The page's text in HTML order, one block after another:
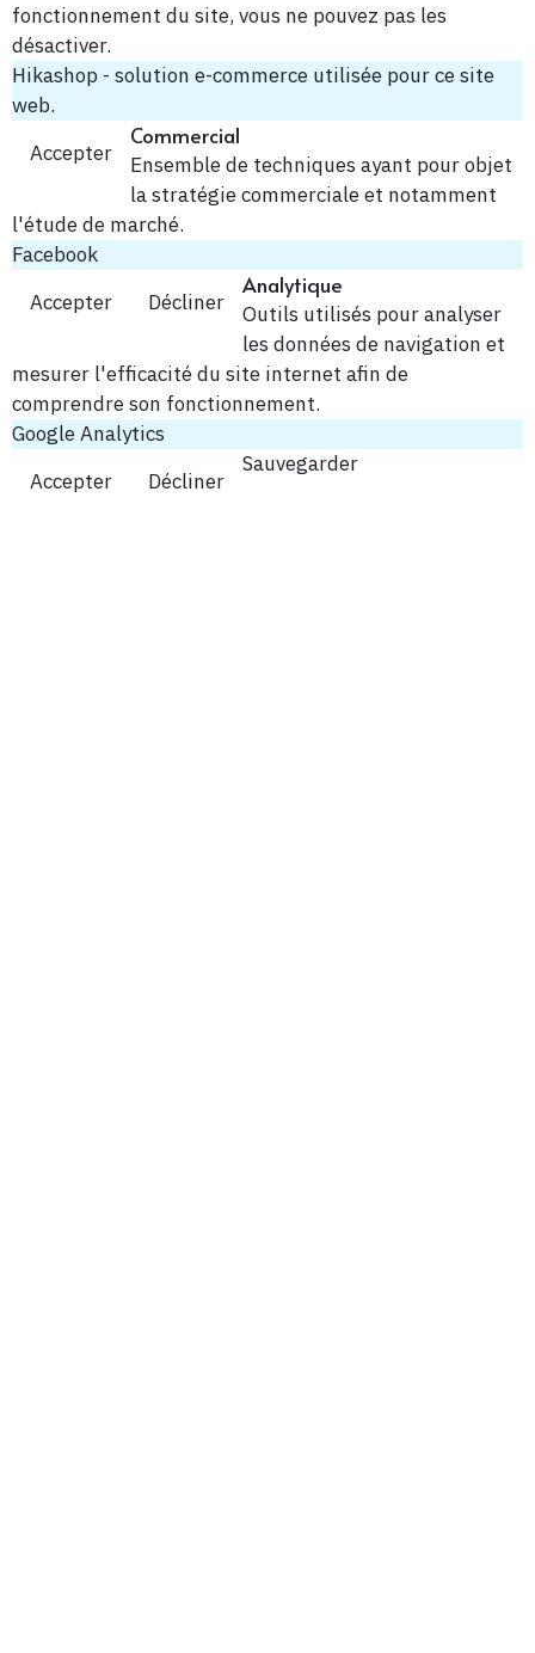
fonctionnement du site, vous ne pouvez pas les
désactiver.
Hikashop - solution e-commerce utilisée pour ce site
web.
Accepter
Commercial
Ensemble de techniques ayant pour objet
la stratégie commerciale et notamment
l'étude de marché.
Facebook
Accepter
Décliner
Analytique
Outils utilisés pour analyser
les données de navigation et
mesurer l'efficacité du site internet afin de
comprendre son fonctionnement.
Google Analytics
Accepter
Décliner
Sauvegarder